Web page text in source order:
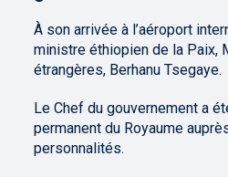
À son arrivée à l’aéroport
ministre éthiopien de la Paix,
étrangères, Berhanu Tsegaye.
Le Chef du gouvernement a
permanent du Royaume
personnalités.